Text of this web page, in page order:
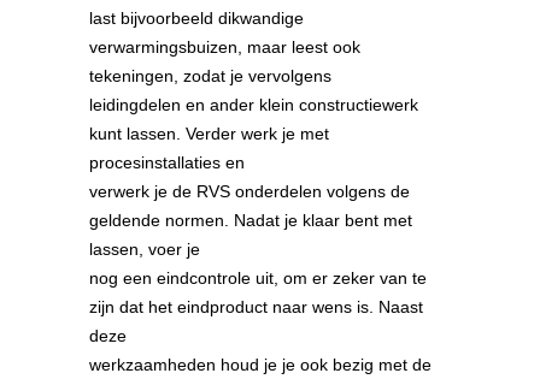
last bijvoorbeeld dikwandige
verwarmingsbuizen, maar leest ook
tekeningen, zodat je vervolgens
leidingdelen en ander klein constructiewerk
kunt lassen. Verder werk je met
procesinstallaties en
verwerk je de RVS onderdelen volgens de
geldende normen. Nadat je klaar bent met
lassen, voer je
nog een eindcontrole uit, om er zeker van te
zijn dat het eindproduct naar wens is. Naast
deze
werkzaamheden houd je je ook bezig met de